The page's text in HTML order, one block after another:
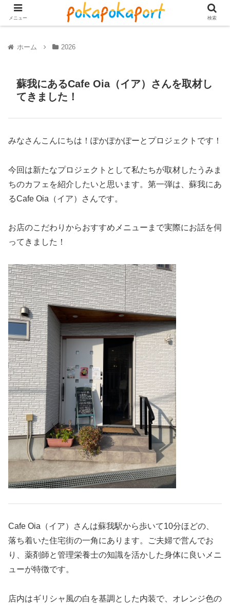
ホーム 2026
蘇我にあるCafe Oia（イア）さんを取材し
てきました！
みなさんこんにちは！ぽかぽかぽーとプロジェクトです！
今回は新たなプロジェクトとして私たちが取材したうみま
ちのカフェを紹介したいと思います。第一弾は、蘇我にあ
るCafe Oia（イア）さんです。
お店のこだわりからおすすめメニューまで実際にお話を伺
ってきました！
Cafe Oia（イア）さんは蘇我駅から歩いて10分ほどの、
落ち着いた住宅街の一角にあります。ご夫婦で営んでお
り、薬剤師と管理栄養士の知識を活かした身体に良いメニ
ューが特徴です。
店内はギリシャ風の白を基調とした内装で、オレンジ色の
メニュー 検索